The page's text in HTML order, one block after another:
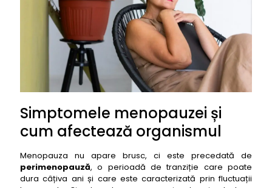
Simptomele menopauzei și
cum afectează organismul
Menopauza nu apare brusc, ci este precedată de
perimenopauză, o perioadă de tranziție care poate
dura câțiva ani și care este caracterizată prin fluctuații